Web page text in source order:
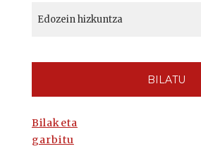
BILATU
Bilaketa
garbitu